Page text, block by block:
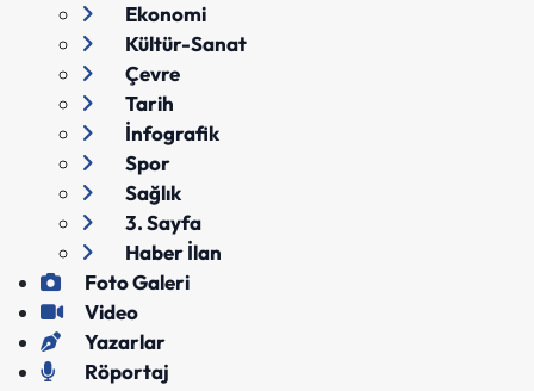
Ekonomi
Kültür-Sanat
Çevre
Tarih
İnfografik
Spor
Sağlık
3. Sayfa
Haber İlan
Foto Galeri
Video
Yazarlar
Röportaj